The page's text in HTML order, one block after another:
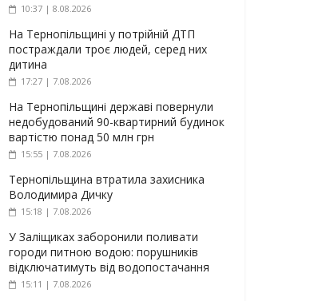
10:37 | 8.08.2026
На Тернопільщині у потрійній ДТП
постраждали троє людей, серед них
дитина
17:27 | 7.08.2026
На Тернопільщині державі повернули
недобудований 90-квартирний будинок
вартістю понад 50 млн грн
15:55 | 7.08.2026
Тернопільщина втратила захисника
Володимира Дичку
15:18 | 7.08.2026
У Заліщиках заборонили поливати
городи питною водою: порушників
відключатимуть від водопостачання
15:11 | 7.08.2026